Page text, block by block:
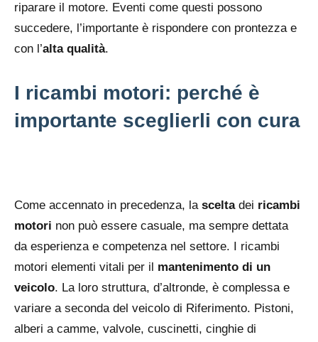
riparare il motore. Eventi come questi possono
succedere, l’importante è rispondere con prontezza e
con l’alta qualità.
I ricambi motori: perché è
importante sceglierli con cura
Come accennato in precedenza, la scelta dei ricambi
motori non può essere casuale, ma sempre dettata
da esperienza e competenza nel settore. I ricambi
motori elementi vitali per il mantenimento di un
veicolo. La loro struttura, d’altronde, è complessa e
variare a seconda del veicolo di Riferimento. Pistoni,
alberi a camme, valvole, cuscinetti, cinghie di